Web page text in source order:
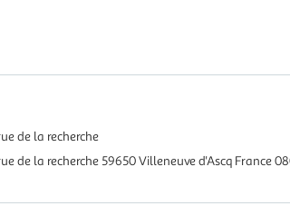
de la recherche
de la recherche 59650 Villeneuve d'Ascq France